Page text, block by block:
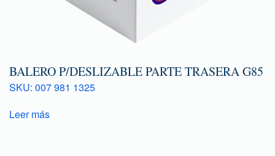
BALERO P/DESLIZABLE PARTE TRASERA G85
SKU: 007 981 1325
Leer más